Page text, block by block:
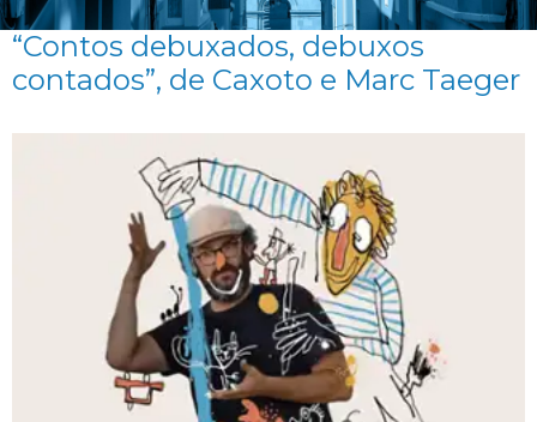
“Contos debuxados, debuxos
contados”, de Caxoto e Marc Taeger